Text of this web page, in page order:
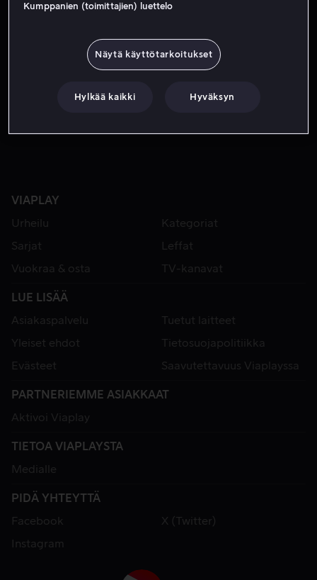
VIAPLAY
Urheilu
Kategoriat
Sarjat
Leffat
Vuokraa & osta
TV-kanavat
LUE LISÄÄ
Asiakaspalvelu
Tuetut laitteet
Yleiset ehdot
Tietosuojapolitiikka
Evästeet
Saavutettavuus Viaplayssa
PARTNERIEMME ASIAKKAAT
Aktivoi Viaplay
TIETOA VIAPLAYSTA
Medialle
PIDÄ YHTEYTTÄ
Facebook
X (Twitter)
Instagram
Kumppanien (toimittajien) luettelo
Näytä käyttötarkoitukset
Hylkää kaikki Hyväksyn